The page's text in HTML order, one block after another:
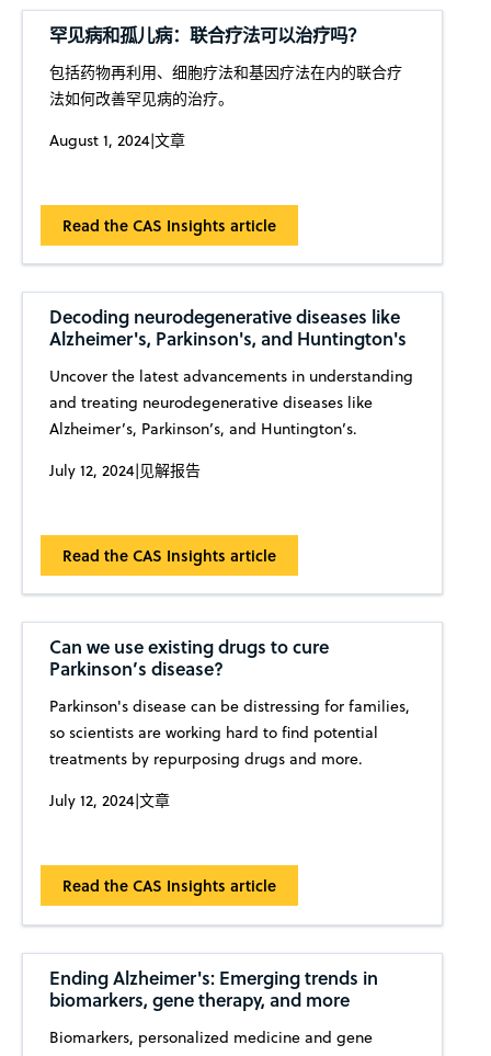
罕见病和孤儿病：联合疗法可以治疗吗？
包括药物再利用、细胞疗法和基因疗法在内的联合疗
法如何改善罕见病的治疗。
August 1, 2024|文章
Read the CAS Insights article
Decoding neurodegenerative diseases like
Alzheimer's, Parkinson's, and Huntington's
Uncover the latest advancements in understanding
and treating neurodegenerative diseases like
Alzheimer’s, Parkinson’s, and Huntington’s.
July 12, 2024|见解报告
Read the CAS Insights article
Can we use existing drugs to cure
Parkinson’s disease?
Parkinson's disease can be distressing for families,
so scientists are working hard to find potential
treatments by repurposing drugs and more.
July 12, 2024|文章
Read the CAS Insights article
Ending Alzheimer's: Emerging trends in
biomarkers, gene therapy, and more
Biomarkers, personalized medicine and gene